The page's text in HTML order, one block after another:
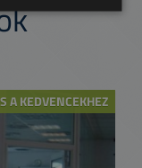
A KEDVENCEKHEZ